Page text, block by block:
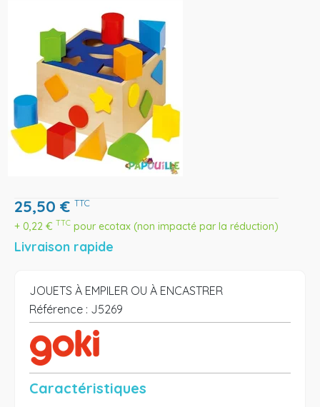
25,50 € TTC
+ 0,22 € TTC pour ecotax (non impacté par la réduction)
Livraison rapide
JOUETS À EMPILER OU À ENCASTRER
Référence : J5269
Caractéristiques